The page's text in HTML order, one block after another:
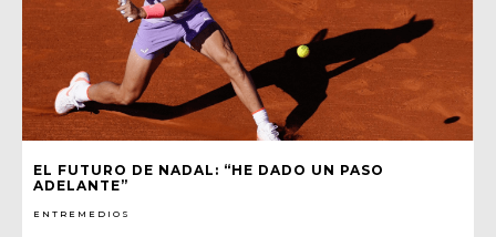
EL FUTURO DE NADAL: “HE DADO UN PASO
ADELANTE”
ENTREMEDIOS